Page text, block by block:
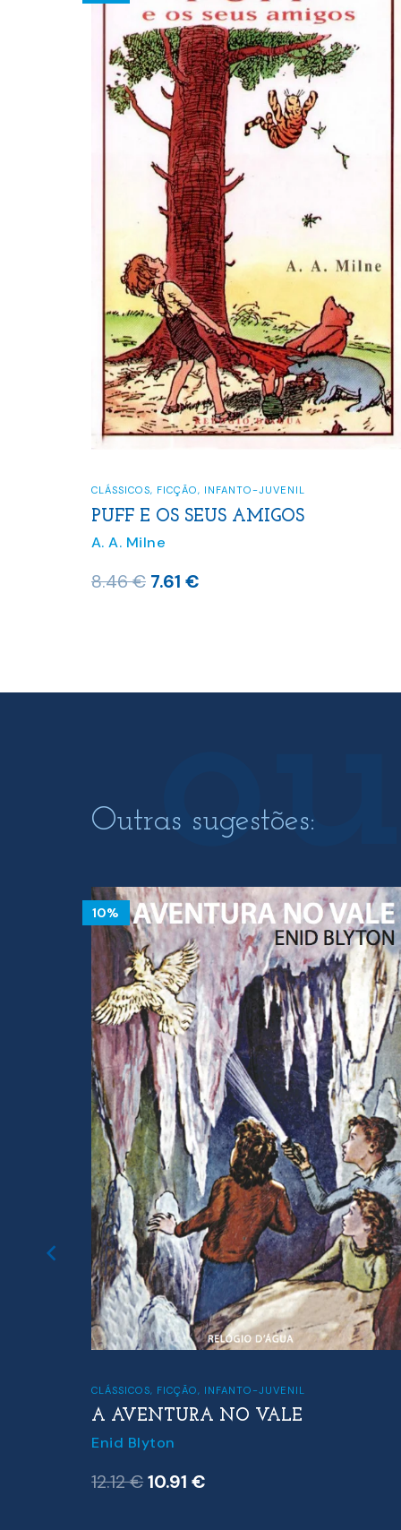
CLÁSSICOS, FICÇÃO, INFANTO-JUVENIL
PUFF E OS SEUS AMIGOS
A. A. Milne
8.46€ O
8.46 €.
7.61 €
7.61 €.
Outras sugestões:
10%
CLÁSSICOS, FICÇÃO, INFANTO-JUVENIL
A AVENTURA NO VALE
Enid Blyton
12.12€O
10.91€